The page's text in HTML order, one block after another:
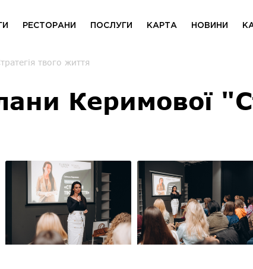
РЕСТОРАНИ ПОСЛУГИ КАРТА НОВИНИ
твого життя
Керимової